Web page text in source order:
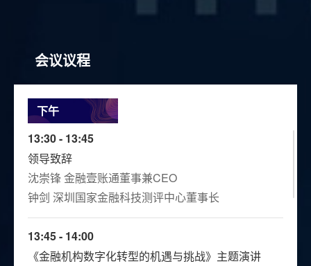
会议议程
下午
13:30 - 13:45
领导致辞
沈崇锋 金融壹账通董事兼CEO
钟剑 深圳国家金融科技测评中心董事长
13:45 - 14:00
《金融机构数字化转型的机遇与挑战》主题演讲